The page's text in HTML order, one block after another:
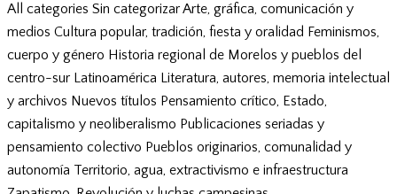
All categories Sin categorizarArte, gráfica, comunicación y
medios Cultura popular, tradición, fiesta y oralidad Feminismos,
cuerpo y género Historia regional de Morelos y pueblos del
centro-sur Latinoamérica Literatura, autores, memoria intelectual
y archivos Nuevos títulos Pensamiento crítico, Estado,
capitalismo y neoliberalismo Publicaciones seriadas y
pensamiento colectivo Pueblos originarios, comunalidad y
autonomía Territorio, agua, extractivismo e infraestructura